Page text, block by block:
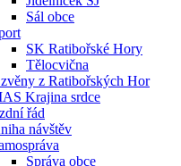
Sál obce
SK Ratibořské Hory
Tělocvična
z Ratibořských Hor
Krajina srdce
řád
návštěv
Správa obce